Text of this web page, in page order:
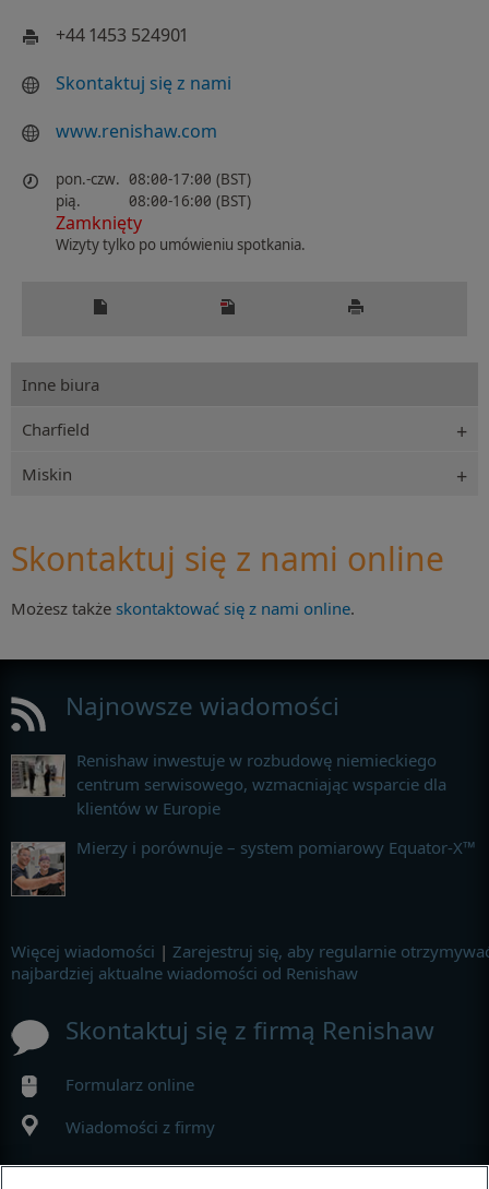
+44 1453 524901
Skontaktuj się z nami
www.renishaw.com
pon.-czw. 08:00-17:00 (BST)
pią.
08:00-16:00 (BST)
Zamknięty
Wizyty tylko po umówieniu spotkania.
Inne biura
Charfield
Miskin
Skontaktuj się z nami online
Możesz także skontaktować się z nami online.
Najnowsze wiadomości
Renishaw inwestuje w rozbudowę niemieckiego
centrum serwisowego, wzmacniając wsparcie dla
klientów w Europie
Mierzy i porównuje – system pomiarowy Equator-X™
Więcej wiadomości | Zarejestruj się, aby regularnie
najbardziej aktualne wiadomości od Renishaw
Skontaktuj się z firmą Renishaw
Formularz online
Wiadomości z firmy